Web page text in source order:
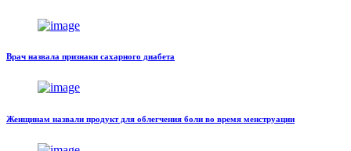
Врач назвала признаки сахарного диабета
Женщинам назвали продукт для облегчения боли во время менструации